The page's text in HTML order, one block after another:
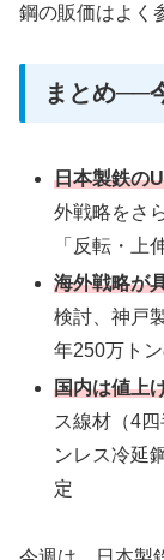
鋼の販価はよく
まとめ──
日本製鉄の
外戦略をさ
「反転・上
海外戦略が
検討、神戸
年250万ト
国内は値上
ス線材（4
ンレス冷延
定